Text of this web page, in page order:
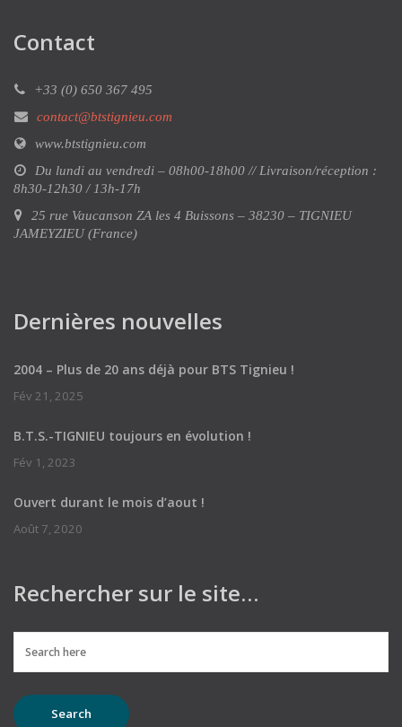
Contact
+33 (0) 650 367 495
contact@btstignieu.com
www.btstignieu.com
Du lundi au vendredi – 08h00-18h00 // Livraison/réception :
8h30-12h30 / 13h-17h
25 rue Vaucanson ZA les 4 Buissons – 38230 – TIGNIEU
JAMEYZIEU (France)
Dernières nouvelles
2004 – Plus de 20 ans déjà pour BTS Tignieu !
Fév 21, 2025
B.T.S.-TIGNIEU toujours en évolution !
Fév 1, 2023
Ouvert durant le mois d’aout !
Août 7, 2020
Rechercher sur le site…